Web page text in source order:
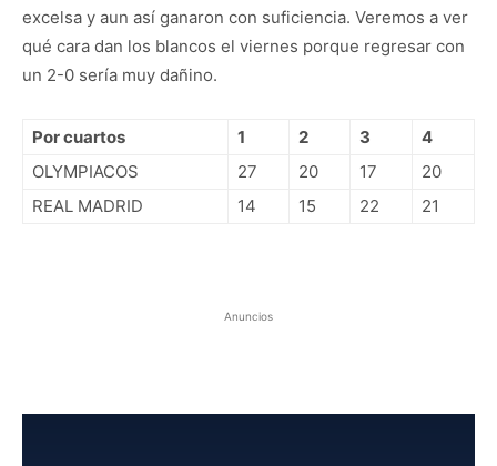
excelsa y aun así ganaron con suficiencia. Veremos a ver
qué cara dan los blancos el viernes porque regresar con
un 2-0 sería muy dañino.
Por cuartos 1 2 3
4
OLYMPIACOS
27 20 17
20
REAL MADRID
14 15 22 21
Anuncios